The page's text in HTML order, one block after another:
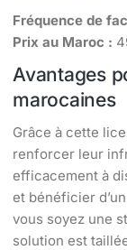
Fréquence de
Prix au Maroc :
Avantages
marocaines
Grâce à cette
renforcer leur
efficacement à
et bénéficier
vous soyez une
solution est